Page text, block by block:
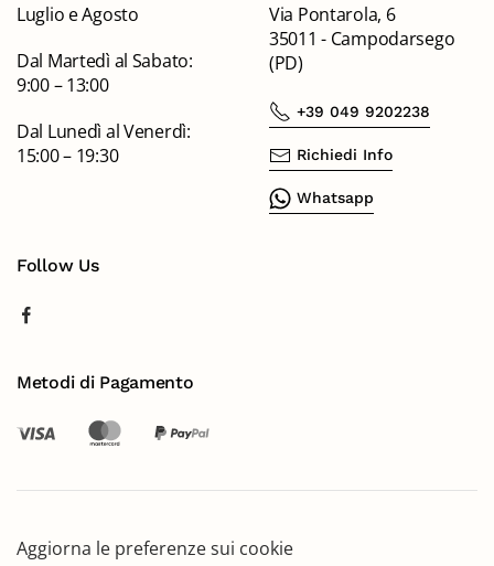
Luglio e Agosto
Dal Martedì al Sabato:
9:00 – 13:00
Dal Lunedì al Venerdì:
15:00 – 19:30
Via Pontarola, 6
35011 - Campodarsego
(PD)
+39 049 9202238
Richiedi Info
Whatsapp
Follow Us
Metodi di Pagamento
Aggiorna le preferenze sui cookie